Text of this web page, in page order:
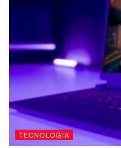
TECNOLOGIA